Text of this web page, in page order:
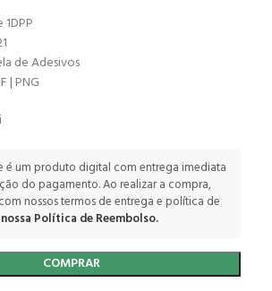
de Adesivos
| PNG
é um produto digital com entrega imediata
do pagamento. Ao realizar a compra,
nossos termos de entrega e política de
Política de Reembolso.
COMPRAR